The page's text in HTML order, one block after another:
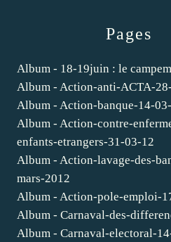
Pages
Album - 18-19juin : le
Album - Action-anti-ACTA-
Album - Action-banque-14-
Album - Action-contre-
enfants-etrangers-31-03-12
Album - Action-lavage-des-
mars-2012
Album - Action-pole-emploi-
Album - Carnaval-des-
Album - Carnaval-electoral-